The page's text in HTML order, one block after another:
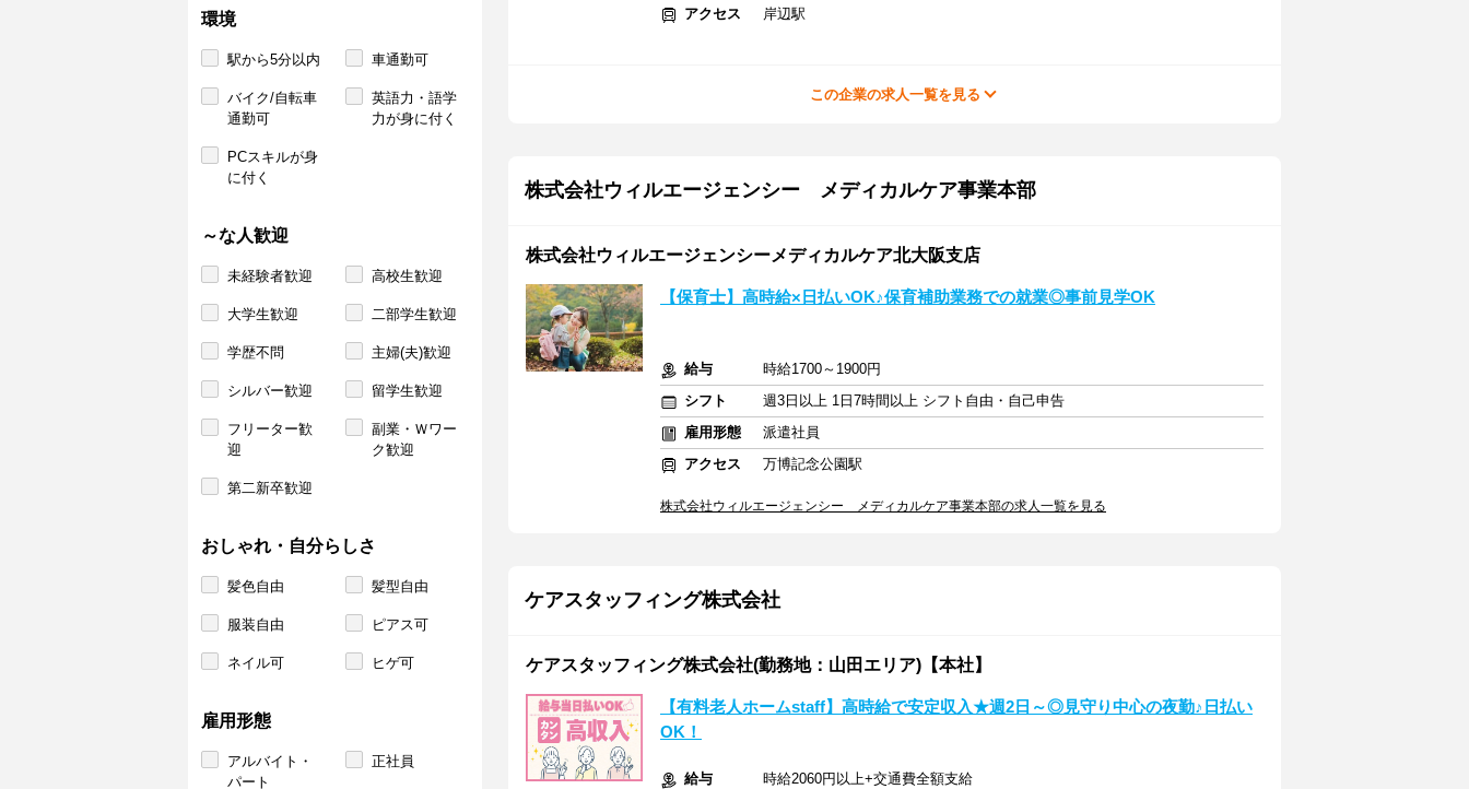
環境
駅から5分以内 車通勤可
バイク/自転車
通勤可
英語力・語学
力が身に付く
PCスキルが身
に付く
～な人歓迎
未経験者歓迎 高校生歓迎
大学生歓迎 二部学生歓迎
学歴不問 主婦(夫)歓迎
シルバー歓迎 留学生歓迎
フリーター歓
迎
副業・Ｗワー
ク歓迎
第二新卒歓迎
おしゃれ・自分らしさ
髪色自由 髪型自由
服装自由 ピアス可
ネイル可 ヒゲ可
雇用形態
アルバイト・
パート
正社員
アクセス
岸辺駅
この企業の求人一覧を見る
株式会社ウィルエージェンシー メディカルケア事業本部
株式会社ウィルエージェンシーメディカルケア北大阪支店
【保育士】高時給×日払いOK♪保育補助業務での就業◎事前見学OK
給与
時給1700～1900円
シフト
週3日以上 1日7時間以上 シフト自由・自己申告
雇用形態
派遣社員
アクセス
万博記念公園駅
株式会社ウィルエージェンシー メディカルケア事業本部の求人一覧を見る
ケアスタッフィング株式会社
ケアスタッフィング株式会社(勤務地：山田エリア)【本社】
【有料老人ホームstaff】高時給で安定収入★週2日～◎見守り中心の夜勤♪日払い
OK！
給与
時給2060円以上+交通費全額支給